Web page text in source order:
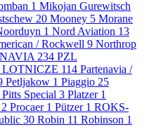
1 Mikojan Gurewitsch
20 Mooney 5 Morane
1 Nord Aviation 13
/ Rockwell 9 Northrop
234 PZL
114 Partenavia /
Petljakow 1 Piaggio 25
Pitts Special 3 Platzer 1
2 Procaer 1 Pützer 1 ROKS-
30 Robin 11 Robinson 1